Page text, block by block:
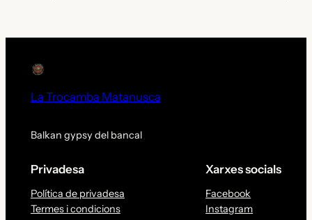
La Trocamba Matanusca
Balkan gypsy del bancal
Privadesa
Política de privadesa
Termes i condicions
Xarxes socials
Facebook
Instagram